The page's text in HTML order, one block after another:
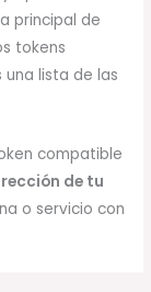
principal de
tokens
una lista de las
compatible
de tu
o servicio con